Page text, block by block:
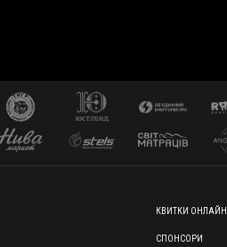
FOOTER MENU
КВИТКИ ОНЛАЙН
СПОНСОРИ